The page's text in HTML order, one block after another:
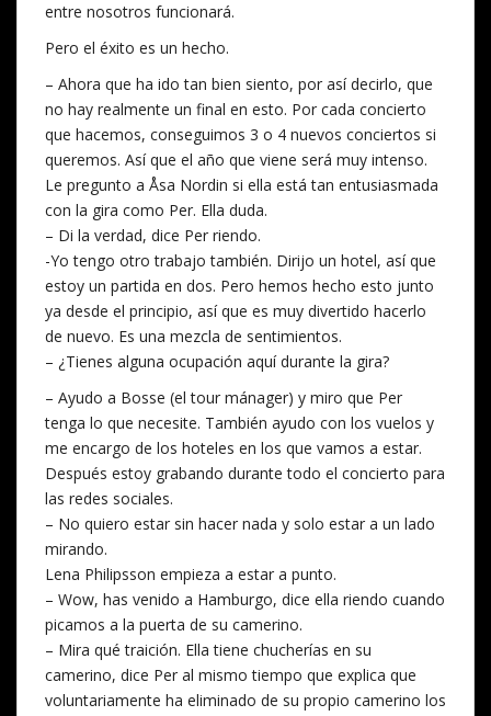
entre nosotros funcionará.
Pero el éxito es un hecho.
– Ahora que ha ido tan bien siento, por así decirlo, que
no hay realmente un final en esto. Por cada concierto
que hacemos, conseguimos 3 o 4 nuevos conciertos si
queremos. Así que el año que viene será muy intenso.
Le pregunto a Åsa Nordin si ella está tan entusiasmada
con la gira como Per. Ella duda.
– Di la verdad, dice Per riendo.
-Yo tengo otro trabajo también. Dirijo un hotel, así que
estoy un partida en dos. Pero hemos hecho esto junto
ya desde el principio, así que es muy divertido hacerlo
de nuevo. Es una mezcla de sentimientos.
– ¿Tienes alguna ocupación aquí durante la gira?
– Ayudo a Bosse (el tour mánager) y miro que Per
tenga lo que necesite. También ayudo con los vuelos y
me encargo de los hoteles en los que vamos a estar.
Después estoy grabando durante todo el concierto para
las redes sociales.
– No quiero estar sin hacer nada y solo estar a un lado
mirando.
Lena Philipsson empieza a estar a punto.
– Wow, has venido a Hamburgo, dice ella riendo cuando
picamos a la puerta de su camerino.
– Mira qué traición. Ella tiene chucherías en su
camerino, dice Per al mismo tiempo que explica que
voluntariamente ha eliminado de su propio camerino los